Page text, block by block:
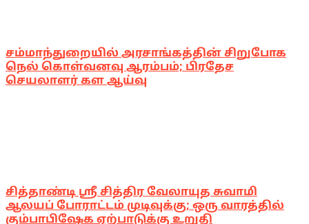
சம்மாந்துறையில் அரசாங்கத்தின் சிறுபோக
நெல் கொள்வனவு ஆரம்பம்; பிரதேச
செயலாளர் கள ஆய்வு
சித்தாண்டி ஸ்ரீ சித்திர வேலாயுத சுவாமி
ஆலயப் போராட்டம் முடிவுக்கு; ஒரு வாரத்தில்
கும்பாபிஷேக ஏற்பாடுக்கு உறுதி